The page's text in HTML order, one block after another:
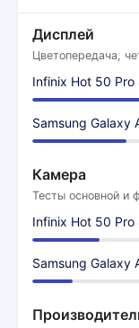
Дисплей
Цветопередача,
Infinix Hot 50 Pro
Samsung Galaxy
Камера
Тесты основной и
Infinix Hot 50 Pro
Samsung Galaxy